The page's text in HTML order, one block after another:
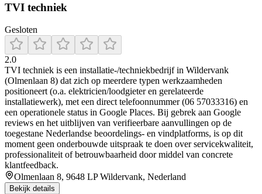
TVI techniek
Gesloten
2.0
TVI techniek is een installatie-/techniekbedrijf in Wildervank
(Olmenlaan 8) dat zich op meerdere typen werkzaamheden
positioneert (o.a. elektricien/loodgieter en gerelateerde
installatiewerk), met een direct telefoonnummer (06 57033316) en
een operationele status in Google Places. Bij gebrek aan Google
reviews en het uitblijven van verifieerbare aanvullingen op de
toegestane Nederlandse beoordelings- en vindplatforms, is op dit
moment geen onderbouwde uitspraak te doen over servicekwaliteit,
professionaliteit of betrouwbaarheid door middel van concrete
klantfeedback.
Olmenlaan 8, 9648 LP Wildervank, Nederland
Bekijk details